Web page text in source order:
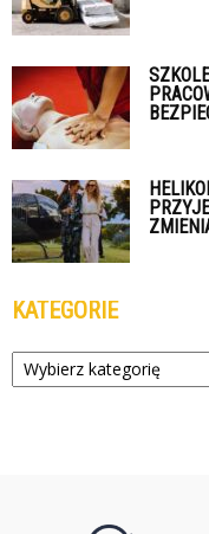
KATEGORIE
Kategorie